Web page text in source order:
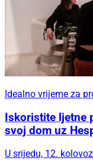
Idealno vrijeme za
Iskoristite ljetne
svoj dom uz
U srijedu, 12.